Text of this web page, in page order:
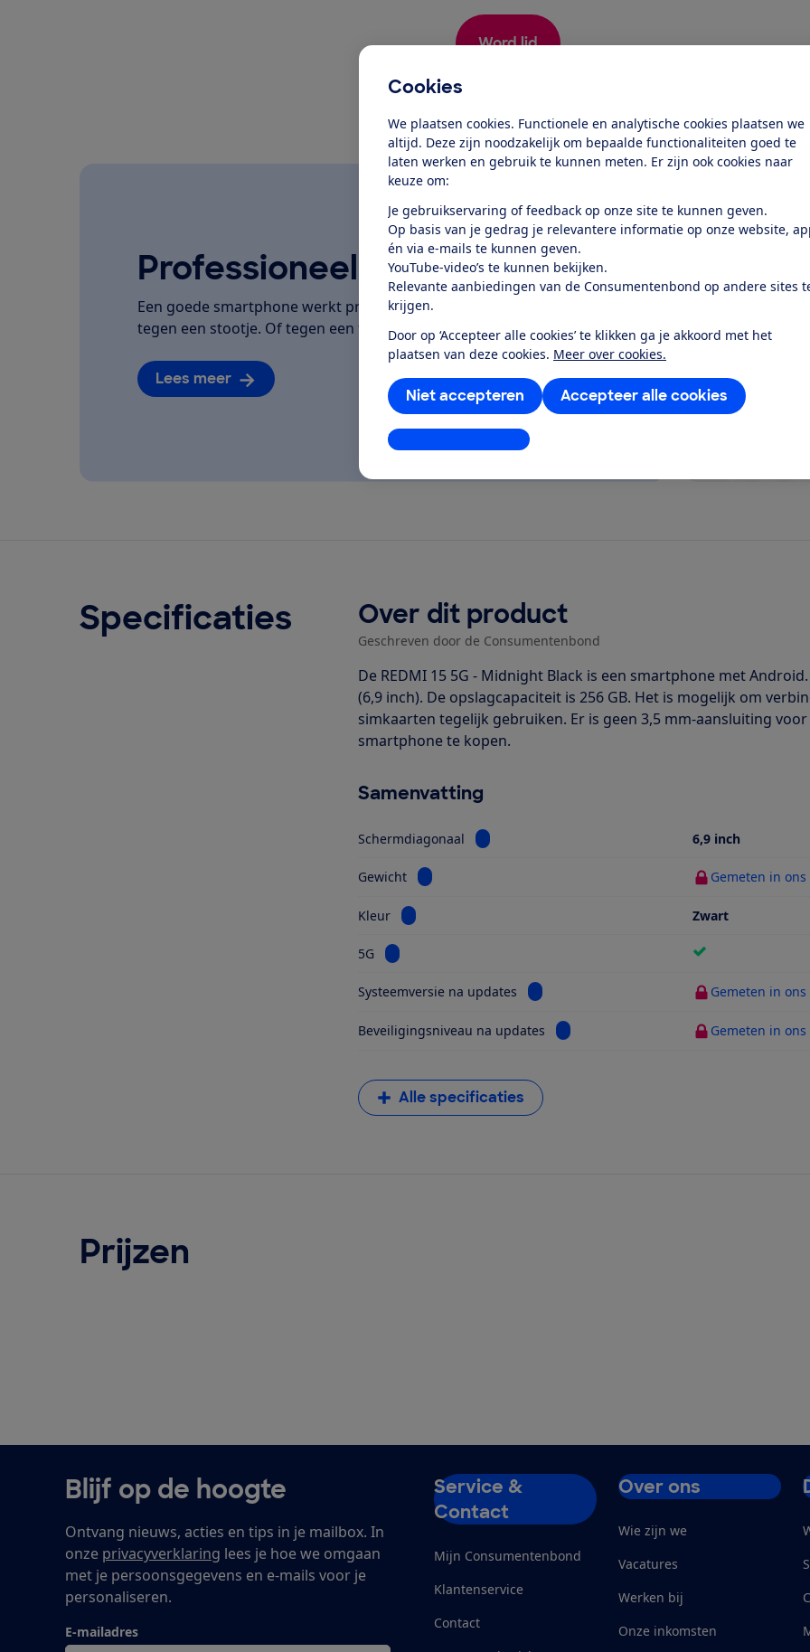
Cookies
We plaatsen cookies. Functionele en analytische cookies plaatsen we
altijd. Deze zijn noodzakelijk om bepaalde functionaliteiten goed te
laten werken en gebruik te kunnen meten. Er zijn ook cookies naar
keuze om:
Je gebruikservaring of feedback op onze site te kunnen geven.
Op basis van je gedrag je relevantere informatie op onze website,
én via e-mails te kunnen geven.
YouTube-video’s te kunnen bekijken.
Relevante aanbiedingen van de Consumentenbond op andere sites
krijgen.
Door op ‘Accepteer alle cookies’ te klikken ga je akkoord met het
plaatsen van deze cookies. Meer over cookies.
Accepteer alle cookies
Niet accepteren
Instellingen aanpassen
Word lid
Professioneel getest
Een goede smartphone werkt prettig, heeft een goede batterij, en kan
tegen een stootje. Of tegen een flinke regenbui...
Lees meer
Specificaties Over dit product
Geschreven door de Consumentenbond
De REDMI 15 5G - Midnight Black is een smartphone met
(6,9 inch). De opslagcapaciteit is 256 GB. Het is mogelijk om
simkaarten tegelijk gebruiken. Er is geen 3,5 mm-aansluiting
smartphone te kopen.
Samenvatting
Schermdiagonaal Bekijk informatie voor Schermdiagonaal6,9 inch
Gewicht Bekijk informatie voor Gewicht Gemeten in
Kleur Bekijk informatie voor Kleur Zwart
5G Bekijk informatie voor 5G
Systeemversie na updates Bekijk informatie voor Systeemversie na
Gemeten in
Beveiligingsniveau na updates Bekijk informatie voor Gemeten in
Alle specificaties
Prijzen
Blijf op de hoogte
Ontvang nieuws, acties en tips in je mailbox. In
onze privacyverklaring lees je hoe we omgaan
met je persoonsgegevens en e-mails voor je
personaliseren.
E-mailadres
Service &
Contact
Mijn Consumentenbond
Klantenservice
Contact
Over ons
Wie zijn we
Vacatures
Werken bij
Onze inkomsten